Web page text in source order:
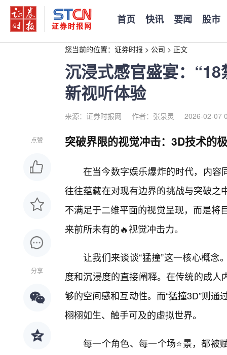
首页 快讯 要闻 股市
您当前的位置： 证券时报 > 公司 > 正文
沉浸式感官盛宴：
新视听体验
来源：证券时报网 作者：张泉灵 2026-02-07
点赞
分享
突破界限的视觉冲击：3D技术的
在当今数字娱乐爆炸的时代，内容
往往蕴藏在对现有边界的挑战与突破之
不满足于二维平面的视觉呈现，而是将
来前所未有的🔥视觉冲击力。
让我们来谈谈“猛撞”这一核心概
度和沉浸度的直接阐释。在传统的成
够的空间感和互动性。而“猛撞3D”则
栩栩如生、触手可及的虚拟世界。
每一个角色、每一个场⭐景，都被